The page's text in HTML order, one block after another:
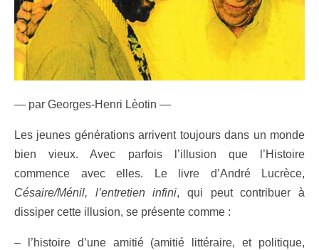
— par Georges-Henri Lèotin —
Les jeunes générations arrivent toujours dans un monde
bien vieux. Avec parfois l’illusion que l’Histoire
commence avec elles. Le livre d’André Lucrèce,
Césaire/Ménil, l’entretien infini, qui peut contribuer à
dissiper cette illusion, se présente comme :
– l’histoire d’une amitié (amitié littéraire, et politique,